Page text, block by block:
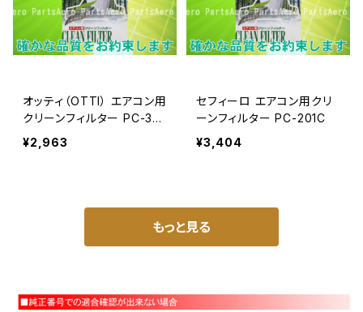
オッティ（OTTI） エアコン用
クリーンフィルター PC-30
5C
¥2,963
セフィーロ エアコン用クリ
ーンフィルター PC-201C
¥3,404
もっと見る